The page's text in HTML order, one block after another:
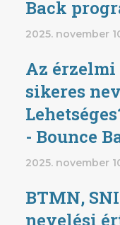
Back
2025. november
Az
sikeres
- Bounce
2025. november
BTMN,
nevelési